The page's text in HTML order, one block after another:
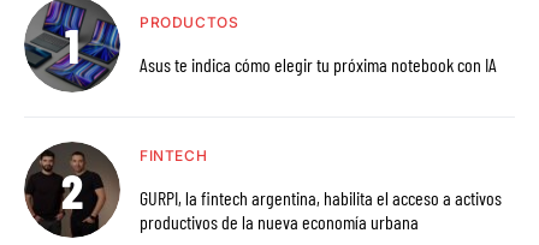
PRODUCTOS
Asus te indica cómo elegir tu próxima notebook con IA
FINTECH
GURPI, la fintech argentina, habilita el acceso a activos
productivos de la nueva economía urbana